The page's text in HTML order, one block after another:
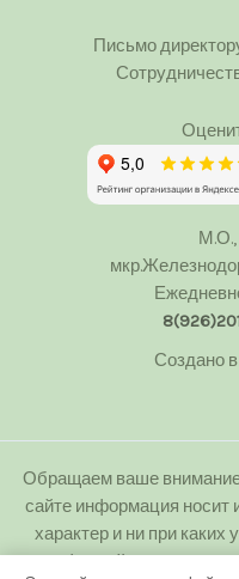
Письмо
М.О.,
Создано в
Обращаем ваше внимание
сайте информация
характер и ни при каких